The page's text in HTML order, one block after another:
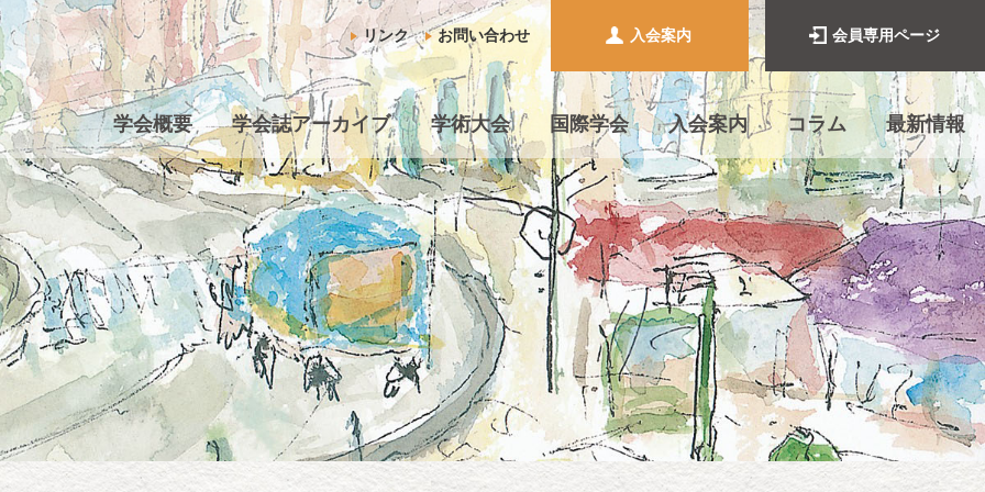
リンク お問い合わせ 入会案内 会員専用ページ
学会概要 学会誌アーカイブ 学術大会 国際学会 入会案内 コラム 最新情報